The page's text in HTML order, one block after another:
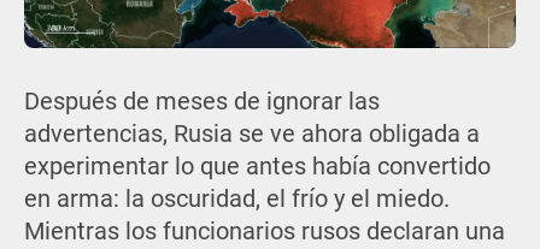
Después de meses de ignorar las
advertencias, Rusia se ve ahora obligada a
experimentar lo que antes había convertido
en arma: la oscuridad, el frío y el miedo.
Mientras los funcionarios rusos declaran una